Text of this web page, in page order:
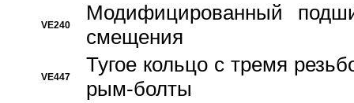
VE240
Модифицированный
смещения
VE447
Тугое кольцо с тремя
рым-болты